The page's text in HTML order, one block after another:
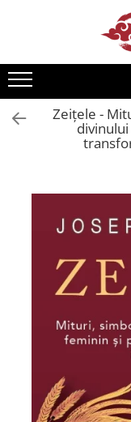
Editura Daksha
Seria Radu Cinamar
Seria Anton Parks
Spiritualitate
Extratereștrii
Psihologie
Astrologie
Știință
Zeițele -